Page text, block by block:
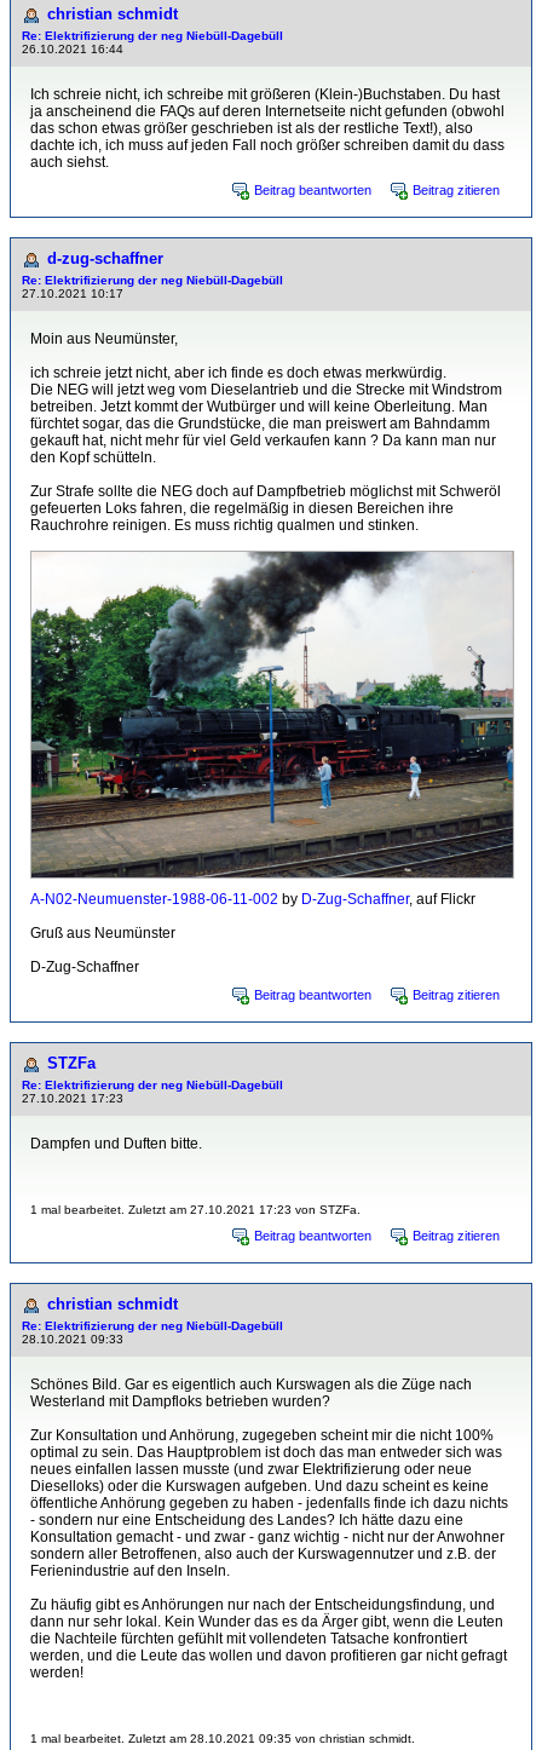
christian schmidt
Re: Elektrifizierung der neg Niebüll-Dagebüll
26.10.2021 16:44
Ich schreie nicht, ich schreibe mit größeren (Klein-)Buchstaben. Du hast
ja anscheinend die FAQs auf deren Internetseite nicht gefunden (obwohl
das schon etwas größer geschrieben ist als der restliche Text!), also
dachte ich, ich muss auf jeden Fall noch größer schreiben damit du dass
auch siehst.
Beitrag beantworten Beitrag zitieren
d-zug-schaffner
Re: Elektrifizierung der neg Niebüll-Dagebüll
27.10.2021 10:17
Moin aus Neumünster,
ich schreie jetzt nicht, aber ich finde es doch etwas merkwürdig.
Die NEG will jetzt weg vom Dieselantrieb und die Strecke mit Windstrom
betreiben. Jetzt kommt der Wutbürger und will keine Oberleitung. Man
fürchtet sogar, das die Grundstücke, die man preiswert am Bahndamm
gekauft hat, nicht mehr für viel Geld verkaufen kann ? Da kann man nur
den Kopf schütteln.
Zur Strafe sollte die NEG doch auf Dampfbetrieb möglichst mit Schweröl
gefeuerten Loks fahren, die regelmäßig in diesen Bereichen ihre
Rauchrohre reinigen. Es muss richtig qualmen und stinken.
A-N02-Neumuenster-1988-06-11-002 by D-Zug-Schaffner, auf Flickr
Gruß aus Neumünster
D-Zug-Schaffner
Beitrag beantworten Beitrag zitieren
STZFa
Re: Elektrifizierung der neg Niebüll-Dagebüll
27.10.2021 17:23
Dampfen und Duften bitte.
1 mal bearbeitet. Zuletzt am 27.10.2021 17:23 von STZFa.
Beitrag beantworten Beitrag zitieren
christian schmidt
Re: Elektrifizierung der neg Niebüll-Dagebüll
28.10.2021 09:33
Schönes Bild. Gar es eigentlich auch Kurswagen als die Züge nach
Westerland mit Dampfloks betrieben wurden?
Zur Konsultation und Anhörung, zugegeben scheint mir die nicht 100%
optimal zu sein. Das Hauptproblem ist doch das man entweder sich was
neues einfallen lassen musste (und zwar Elektrifizierung oder neue
Dieselloks) oder die Kurswagen aufgeben. Und dazu scheint es keine
öffentliche Anhörung gegeben zu haben - jedenfalls finde ich dazu nichts
- sondern nur eine Entscheidung des Landes? Ich hätte dazu eine
Konsultation gemacht - und zwar - ganz wichtig - nicht nur der Anwohner
sondern aller Betroffenen, also auch der Kurswagennutzer und z.B. der
Ferienindustrie auf den Inseln.
Zu häufig gibt es Anhörungen nur nach der Entscheidungsfindung, und
dann nur sehr lokal. Kein Wunder das es da Ärger gibt, wenn die Leuten
die Nachteile fürchten gefühlt mit vollendeten Tatsache konfrontiert
werden, und die Leute das wollen und davon profitieren gar nicht gefragt
werden!
1 mal bearbeitet. Zuletzt am 28.10.2021 09:35 von christian schmidt.